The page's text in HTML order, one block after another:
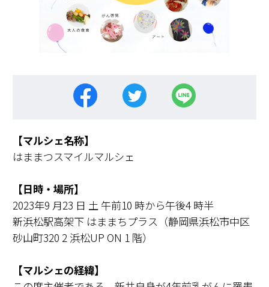
【マルシェ名称】
はままつスマイルマルシェ
【日時・場所】
2023年9 月23 日 土 午前10 時から午後4 時半
新浜松駅高架下 はままちプラス（静岡県浜松市中区
砂山町320 2 浜松UP ON 1 階）
【マルシェの経緯】